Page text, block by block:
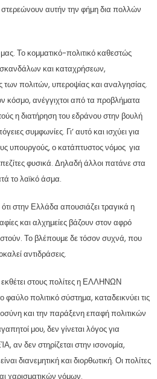
στερεώνουν αυτήν την φήμη δια πολλών
Το κομματικό-πολιτικό καθεστώς
σκανδάλων και καταχρήσεων,
πολιτών, υπεροψίας και αναλγησίας.
κόσμο, ανέγγιχτοι από τα προβλήματα
η διατήρηση του εδράνου στην βουλή
συμφωνίες. Γι’ αυτό και ισχύει για
υπουργούς, ο κατάπτυστος νόμος για
φυσικά. Δηλαδή άλλοι πατάνε στα
το λαϊκό άσμα.
στην Ελλάδα απουσιάζει τραγικά η
και αλχημείες βάζουν στον αφρό
Το βλέπουμε δε τόσον συχνά, που
αντιδράσεις.
στους πολίτες η ΕΛΛΗΝΩΝ
πολιτικό σύστημα, καταδεικνύει τις
και την παράξενη επαφή πολιτικών
μου, δεν γίνεται λόγος για
αν δεν στηρίζεται στην ισονομία,
διανεμητική και διορθωτική. Οι πολίτες
χαρισματικών νόμων.